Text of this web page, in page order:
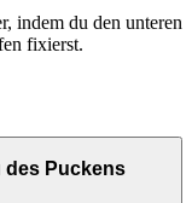
indem du den unteren
fixierst.
des Puckens